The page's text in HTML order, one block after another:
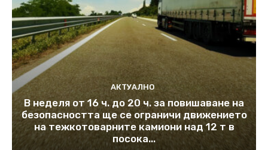
АКТУАЛНО
В неделя от 16 ч. до 20 ч. за повишаване на
безопасността ще се ограничи движението
на тежкотоварните камиони над 12 т в
посока...